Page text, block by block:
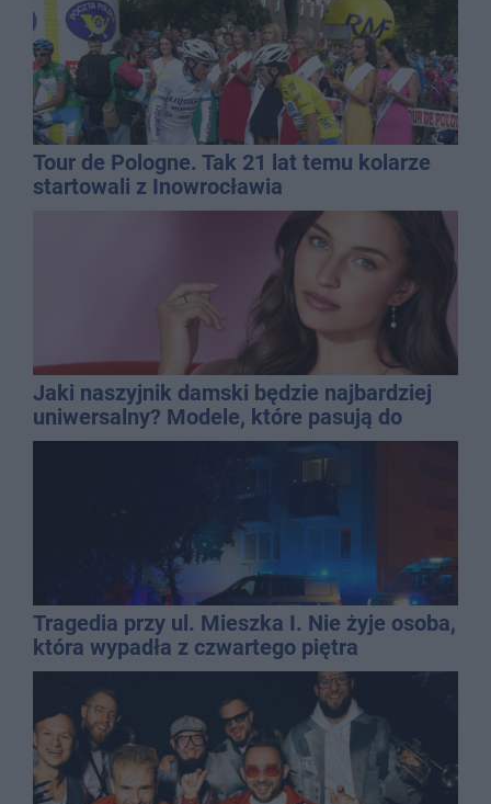
Tour de Pologne. Tak 21 lat temu kolarze
startowali z Inowrocławia
Jaki naszyjnik damski będzie najbardziej
uniwersalny? Modele, które pasują do
wielu stylizacji
Tragedia przy ul. Mieszka I. Nie żyje osoba,
która wypadła z czwartego piętra